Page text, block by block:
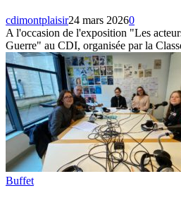
cdimontplaisir24 mars 20260
A l'occasion de l'exposition "Les
Guerre" au CDI, organisée par la
Buffet